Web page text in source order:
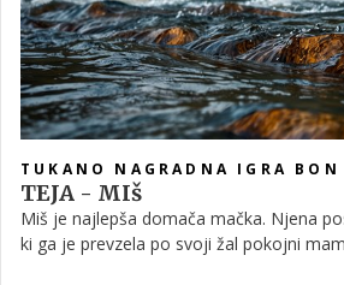
TUKANO NAGRADNA IGRA BON
TEJA - MIš
Miš je najlepša domača mačka. Njena
ki ga je prevzela po svoji žal pokojni